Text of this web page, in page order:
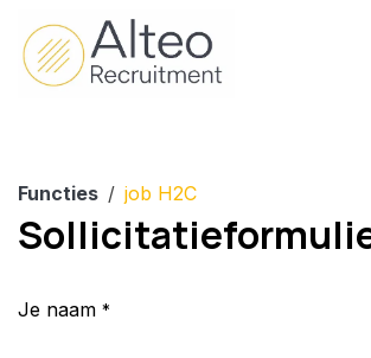
Overslaan naar inhoud
Functies job H2C
Je naam *